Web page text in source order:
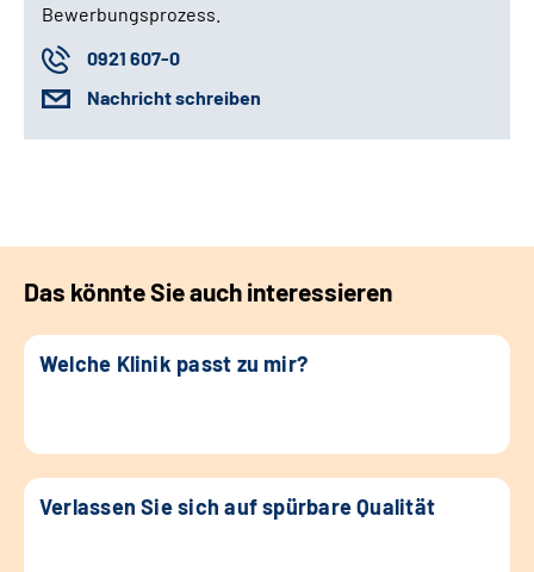
Bewerbungsprozess.
0921 607-0
Nachricht schreiben
Das könnte Sie auch interessieren
Welche Klinik passt zu mir?
Verlassen Sie sich auf spürbare Qualität